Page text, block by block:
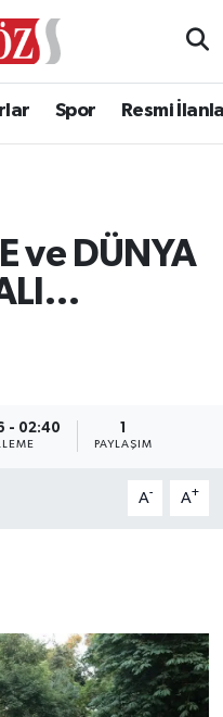
Spor Resmi
ve DÜNYA
- 02:40
PAYLAŞIM
A- A+